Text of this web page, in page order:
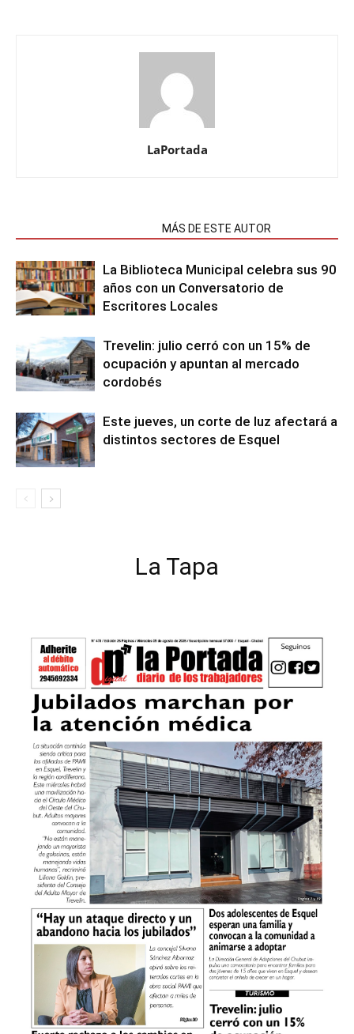
LaPortada
MÁS DE ESTE AUTOR
La Biblioteca Municipal celebra sus 90
años con un Conversatorio de
Escritores Locales
Trevelin: julio cerró con un 15% de
ocupación y apuntan al mercado
cordobés
Este jueves, un corte de luz afectará a
distintos sectores de Esquel
La Tapa